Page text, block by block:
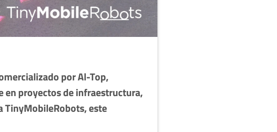
por Al-Top,
en proyectos de infraestructura,
TinyMobileRobots, este